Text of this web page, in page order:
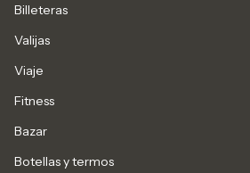
Billeteras
Valijas
Viaje
Fitness
Bazar
Botellas y termos